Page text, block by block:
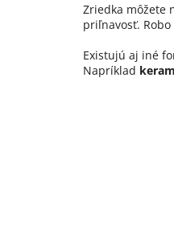
Zriedka môžete
priľnavosť.
Existujú aj iné
Napríklad